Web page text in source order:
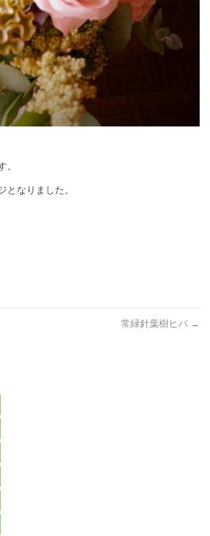
。
となりました。
常緑針葉樹ヒバ →